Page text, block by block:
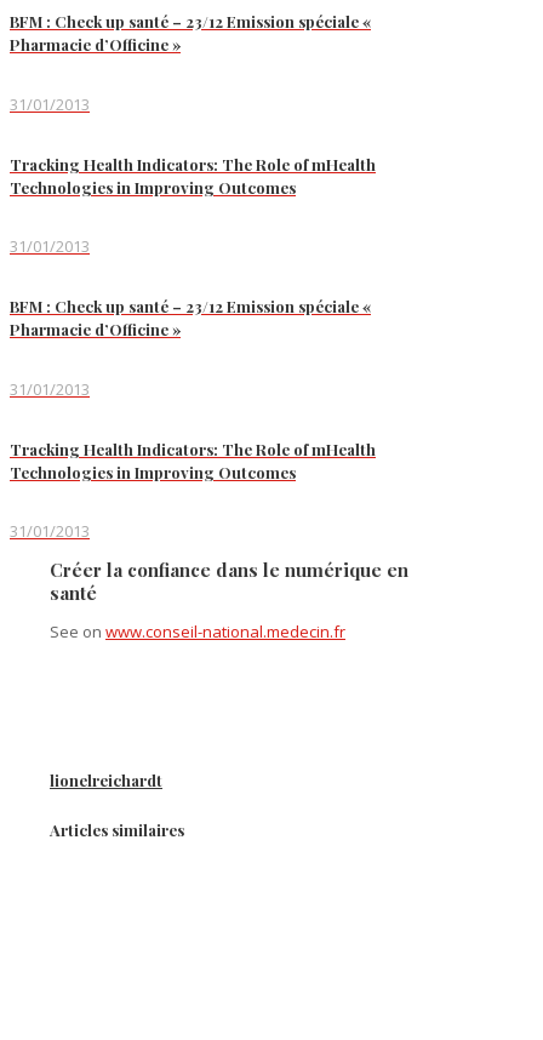
BFM : Check up santé – 23/12 Emission spéciale «
Pharmacie d’Officine »
31/01/2013
Tracking Health Indicators: The Role of mHealth
Technologies in Improving Outcomes
31/01/2013
BFM : Check up santé – 23/12 Emission spéciale «
Pharmacie d’Officine »
31/01/2013
Tracking Health Indicators: The Role of mHealth
Technologies in Improving Outcomes
31/01/2013
Créer la confiance dans le numérique en
santé
See on www.conseil-national.medecin.fr
lionelreichardt
Articles similaires